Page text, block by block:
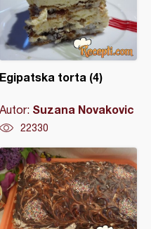
Egipatska torta (4)
Autor: Suzana Novakovic
22330